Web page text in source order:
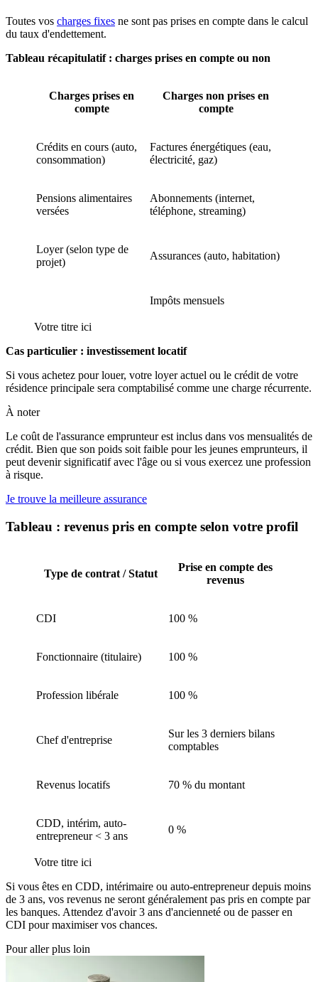
Toutes vos charges fixes ne sont pas prises en compte dans le calcul
du taux d'endettement.
Tableau récapitulatif : charges prises en compte ou non
Charges prises en
compte
Charges non prises en
compte
Crédits en cours (auto,
consommation)
Factures énergétiques (eau,
électricité, gaz)
Pensions alimentaires
versées
Abonnements (internet,
téléphone, streaming)
Loyer (selon type de
projet)
Assurances (auto, habitation)
Impôts mensuels
Votre titre ici
Cas particulier : investissement locatif
Si vous achetez pour louer, votre loyer actuel ou le crédit de votre
résidence principale sera comptabilisé comme une charge récurrente.
À noter
Le coût de l'assurance emprunteur est inclus dans vos mensualités de
crédit. Bien que son poids soit faible pour les jeunes emprunteurs, il
peut devenir significatif avec l'âge ou si vous exercez une profession
à risque.
Je trouve la meilleure assurance
Tableau : revenus pris en compte selon votre profil
Type de contrat / Statut
Prise en compte des
revenus
CDI 100 %
Fonctionnaire (titulaire) 100 %
Profession libérale 100 %
Chef d'entreprise
Sur les 3 derniers bilans
comptables
Revenus locatifs 70 % du montant
CDD, intérim, auto-
entrepreneur < 3 ans
0 %
Votre titre ici
Si vous êtes en CDD, intérimaire ou auto-entrepreneur depuis moins
de 3 ans, vos revenus ne seront généralement pas pris en compte par
les banques. Attendez d'avoir 3 ans d'ancienneté ou de passer en
CDI pour maximiser vos chances.
Pour aller plus loin